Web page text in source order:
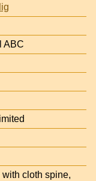
ABC
cloth spine,